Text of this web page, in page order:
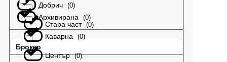
Стара част (0)
Център (0)
Добрич (0)
Каварна (0)
Архивирана (0)
Брокер